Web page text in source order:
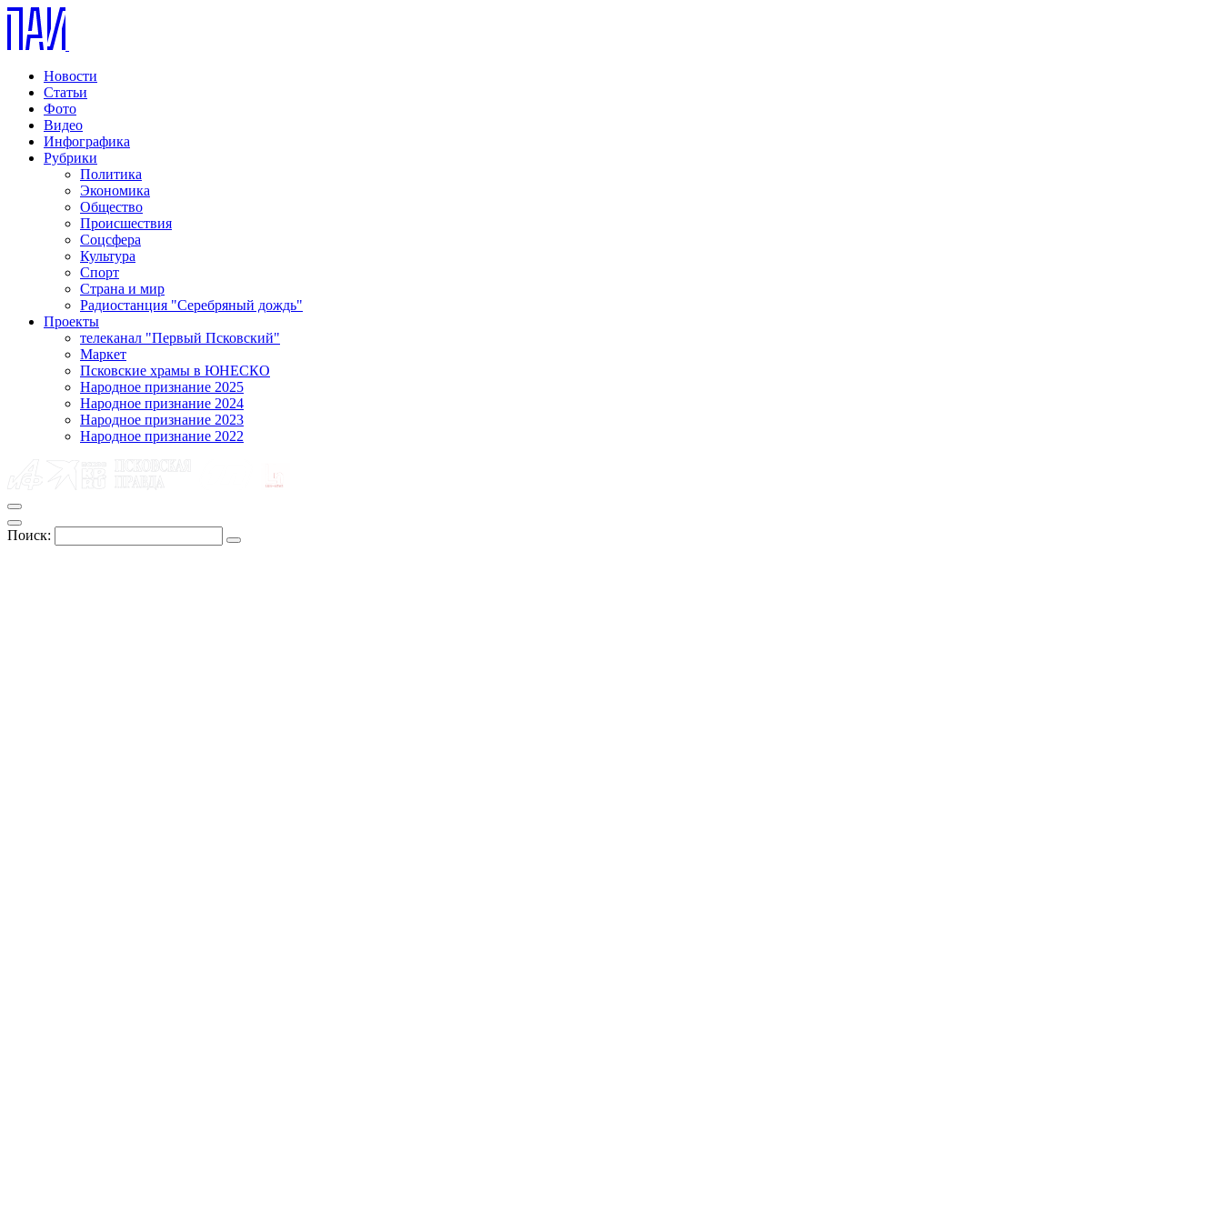
Новости
Статьи
Фото
Видео
Инфографика
Рубрики
Политика
Экономика
Общество
Происшествия
Соцсфера
Культура
Спорт
Страна и мир
Радиостанция "Серебряный дождь"
Проекты
телеканал "Первый Псковский"
Маркет
Псковские храмы в ЮНЕСКО
Народное признание 2025
Народное признание 2024
Народное признание 2023
Народное признание 2022
Поиск: